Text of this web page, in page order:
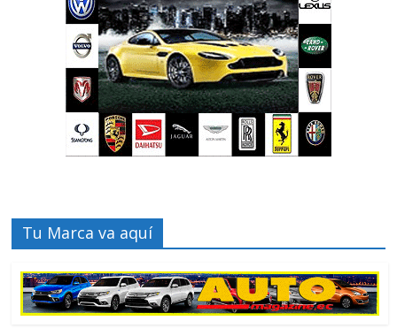
Tu Marca va aquí